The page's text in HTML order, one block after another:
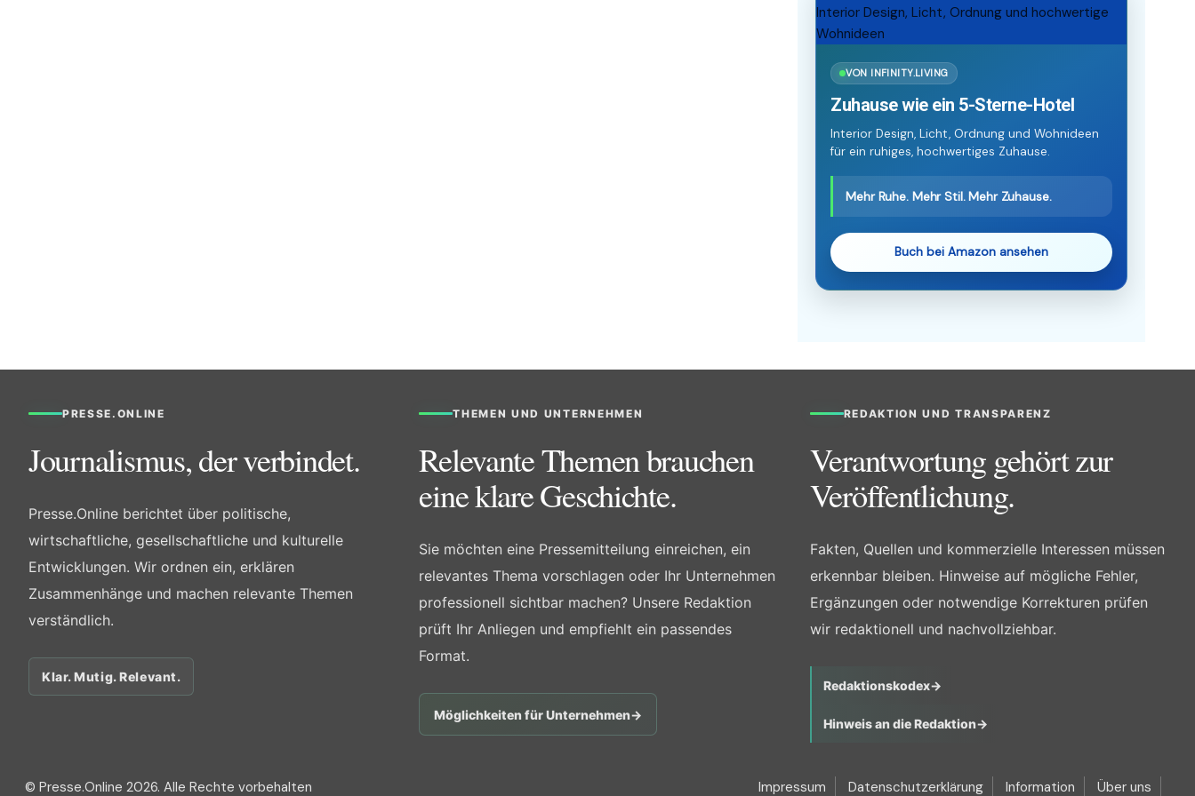
VON INFINITY.LIVING
Zuhause wie ein 5-Sterne-Hotel
Interior Design, Licht, Ordnung und Wohnideen
für ein ruhiges, hochwertiges Zuhause.
Mehr Ruhe. Mehr Stil. Mehr Zuhause.
Buch bei Amazon ansehen
PRESSE.ONLINE
Journalismus, der verbindet.
Presse.Online berichtet über politische,
wirtschaftliche, gesellschaftliche und kulturelle
Entwicklungen. Wir ordnen ein, erklären
Zusammenhänge und machen relevante Themen
verständlich.
Klar. Mutig. Relevant.
THEMEN UND UNTERNEHMEN
Relevante Themen brauchen
eine klare Geschichte.
Sie möchten eine Pressemitteilung einreichen, ein
relevantes Thema vorschlagen oder Ihr Unternehmen
professionell sichtbar machen? Unsere Redaktion
prüft Ihr Anliegen und empfiehlt ein passendes
Format.
Möglichkeiten für Unternehmen→
REDAKTION UND TRANSPARENZ
Verantwortung gehört zur
Veröffentlichung.
Fakten, Quellen und kommerzielle Interessen müssen
erkennbar bleiben. Hinweise auf mögliche Fehler,
Ergänzungen oder notwendige Korrekturen prüfen
wir redaktionell und nachvollziehbar.
Redaktionskodex→
Hinweis an die Redaktion→
© Presse.Online 2026. Alle Rechte vorbehalten Impressum Datenschutzerklärung Information Über uns